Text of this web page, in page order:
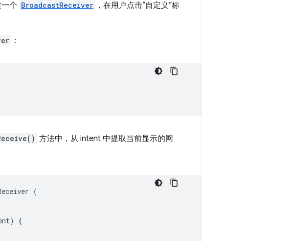
个 BroadcastReceiver ，在用户点击“自定义”标
：
方法中，从 intent 中提取当前显示的网
{
)
{